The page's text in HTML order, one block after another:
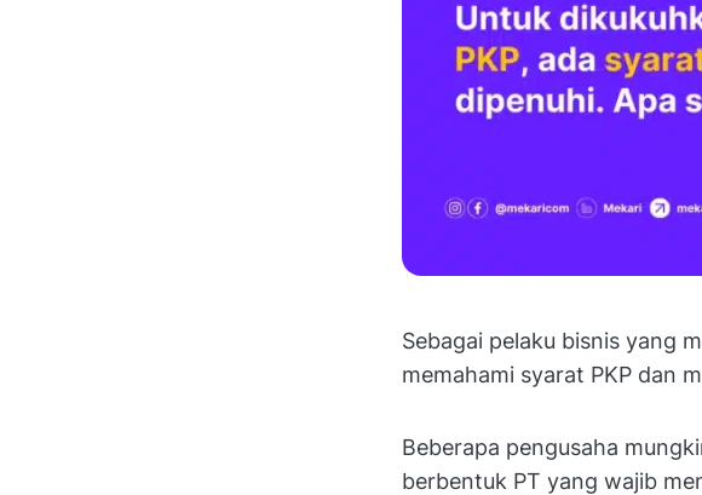
Sebagai pelaku bisnis yang
memahami syarat PKP dan
Beberapa pengusaha
berbentuk PT yang wajib